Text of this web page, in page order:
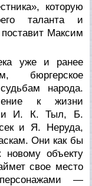
которую
таланта и
Максим
уже и ранее
бюргерское
народа.
к жизни
и И. К. Тыл, Б.
и Я. Неруда,
Они как бы
новому объекту
свое место
—